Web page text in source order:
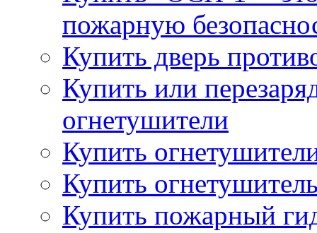
пожарную
Купить дверь
Купить или
огнетушители
Купить
Купить
Купить пожарный